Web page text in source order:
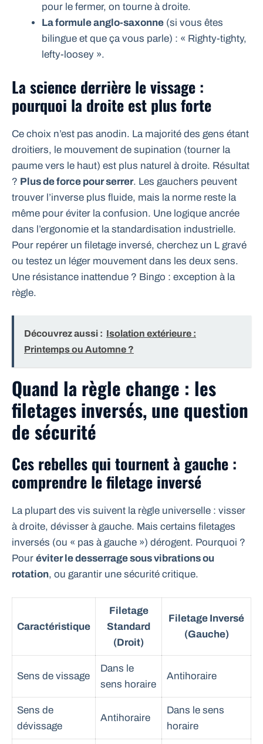
pour le fermer, on tourne à droite.
La formule anglo-saxonne (si vous êtes
bilingue et que ça vous parle) : « Righty-tighty,
lefty-loosey ».
La science derrière le vissage :
pourquoi la droite est plus forte
Ce choix n’est pas anodin. La majorité des gens étant
droitiers, le mouvement de supination (tourner la
paume vers le haut) est plus naturel à droite. Résultat
? Plus de force pour serrer. Les gauchers peuvent
trouver l’inverse plus fluide, mais la norme reste la
même pour éviter la confusion. Une logique ancrée
dans l’ergonomie et la standardisation industrielle.
Pour repérer un filetage inversé, cherchez un L gravé
ou testez un léger mouvement dans les deux sens.
Une résistance inattendue ? Bingo : exception à la
règle.
Découvrez aussi : Isolation extérieure :
Printemps ou Automne ?
Quand la règle change : les
filetages inversés, une question
de sécurité
Ces rebelles qui tournent à gauche :
comprendre le filetage inversé
La plupart des vis suivent la règle universelle : visser
à droite, dévisser à gauche. Mais certains filetages
inversés (ou « pas à gauche ») dérogent. Pourquoi ?
Pour éviter le desserrage sous vibrations ou
rotation, ou garantir une sécurité critique.
Caractéristique
Filetage
Standard
(Droit)
Filetage Inversé
(Gauche)
Sens de vissage
Dans le
sens horaire
Antihoraire
Sens de
dévissage
Antihoraire
Dans le sens
horaire